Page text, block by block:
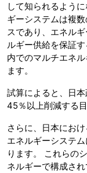
して知られるよう
ギーシステムは複
スであり、エネル
ルギー供給を保証
内でのマルチエネ
ます。
試算によると、日
45％以上削減する
さらに、日本にお
エネルギーシステ
ります。 これらの
ネルギーで構成さ